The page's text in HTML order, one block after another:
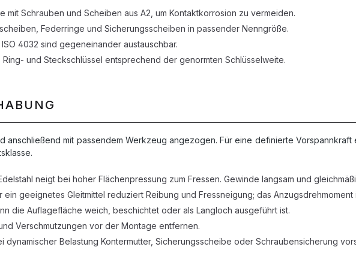
mit Schrauben und Scheiben aus A2, um Kontaktkorrosion zu vermeiden.
Federringe und Sicherungsscheiben in passender Nenngröße.
4032 sind gegeneinander austauschbar.
und Steckschlüssel entsprechend der genormten Schlüsselweite.
anschließend mit passendem Werkzeug angezogen. Für eine definierte
neigt bei hoher Flächenpressung zum Fressen. Gewinde langsam und
geeignetes Gleitmittel reduziert Reibung und Fressneigung; das
die Auflagefläche weich, beschichtet oder als Langloch ausgeführt ist.
Verschmutzungen vor der Montage entfernen.
dynamischer Belastung Kontermutter, Sicherungsscheibe oder Schraubensicherung